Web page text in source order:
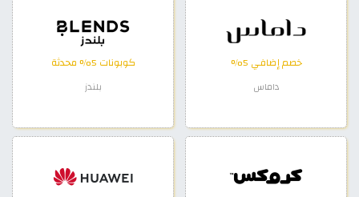
خصم إضافي 5%
داماس
كوبونات 5% محدثة
بلندز